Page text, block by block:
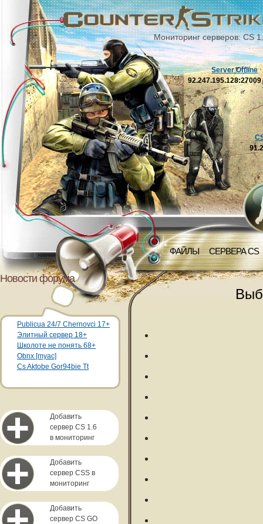
Мониторинг серверов: CS
ФАЙЛЫ СЕРВЕРА CS
Server Offline
92.247.195.128:27009
Новости форума
Publicua 24/7 Chernovci 17+
Элитный сервер 18+
Школоте не понять 68+
Obnx [myac]
Cs Aktobe Gor94bie Tt
Добавить
сервер CS 1.6
в мониторинг
Добавить
сервер CSS в
мониторинг
Добавить
сервер CS GO